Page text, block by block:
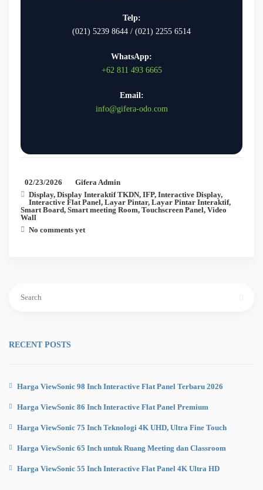
Telp:
(021) 5239 8644 / (021) 2255 6514
WhatsApp:
+62 811 493 6665
Email:
info@gifera-odo.com
02/23/2026
Gifera Admin
Display, Display Interaktif TKDN, IFP, Interactive Display,
Interactive Flat Panel, Layar Pintar, Layar Pintar Interaktif,
Smart Board, Smart meeting Room, Touchscreen Panel, Video
Wall
No comments yet
RECENT POSTS
Harga ViewSonic 98 Inch Interactive Flat Panel Terbaru 2026
Harga ViewSonic 86 Inch Interactive Flat Panel Premium
Harga ViewSonic 75 Inch Teknologi 4K UHD, Ultra Fine Touch
Harga ViewSonic 65 Inch untuk Ruang Meeting dan Classroom
Harga ViewSonic 55 Inch Interactive Flat Panel 4K Ultra HD